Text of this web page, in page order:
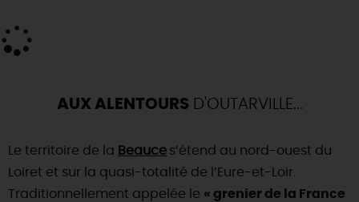
AUX ALENTOURS D'OUTARVILLE...
Le territoire de la Beauce s’étend au nord-ouest du
Loiret et sur la quasi-totalité de l’Eure-et-Loir.
Traditionnellement appelée le « grenier de la France